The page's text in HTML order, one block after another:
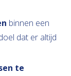
binnen een
dat er altijd
te